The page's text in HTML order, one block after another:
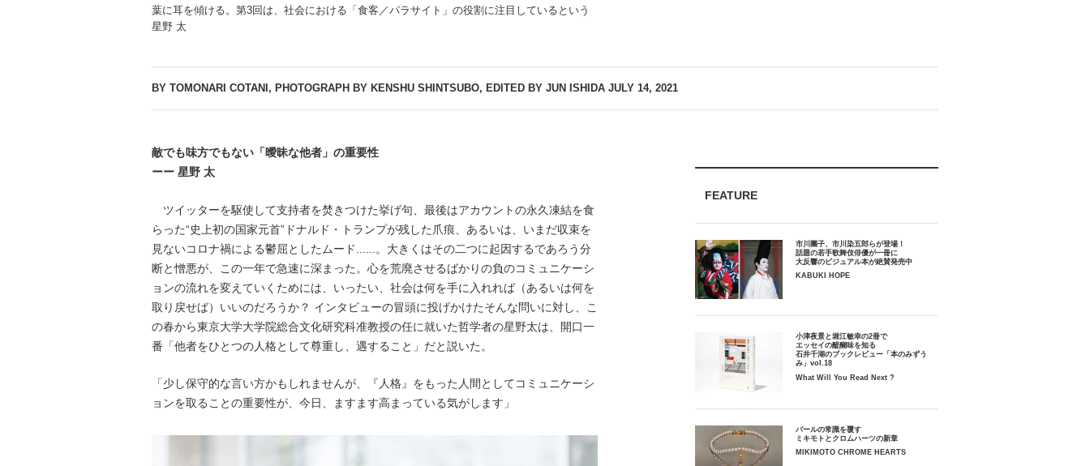
葉に耳を傾ける。第3回は、社会における「食客／パラサイト」の役割に注目しているという
星野 太
BY TOMONARI COTANI, PHOTOGRAPH BY KENSHU SHINTSUBO, EDITED BY JUN ISHIDA JULY 14, 2021
敵でも味方でもない「曖昧な他者」の重要性
ーー 星野 太
ツイッターを駆使して支持者を焚きつけた挙げ句、最後はアカウントの永久凍結を食
らった“史上初の国家元首”ドナルド・トランプが残した爪痕、あるいは、いまだ収束を
見ないコロナ禍による鬱屈としたムード......。大きくはその二つに起因するであろう分
断と憎悪が、この一年で急速に深まった。心を荒廃させるばかりの負のコミュニケーシ
ョンの流れを変えていくためには、いったい、社会は何を手に入れれば（あるいは何を
取り戻せば）いいのだろうか？ インタビューの冒頭に投げかけたそんな問いに対し、こ
の春から東京大学大学院総合文化研究科准教授の任に就いた哲学者の星野太は、開口一
番「他者をひとつの人格として尊重し、遇すること」だと説いた。
「少し保守的な言い方かもしれませんが、『人格』をもった人間としてコミュニケーシ
ョンを取ることの重要性が、今日、ますます高まっている気がします」
FEATURE
市川團子、市川染五郎らが登場！
話題の若手歌舞伎俳優が一冊に
大反響のビジュアル本が絶賛発売中
KABUKI HOPE
小津夜景と堀江敏幸の2冊で
エッセイの醍醐味を知る
石井千湖のブックレビュー「本のみずう
み」vol.18
What Will You Read Next ?
パールの常識を覆す
ミキモトとクロムハーツの新章
MIKIMOTO CHROME HEARTS